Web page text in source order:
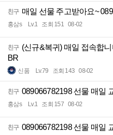
친구 매일 선물 주고받아요~
홍삼s Lv.1 조회 151 08-02
친구 (신규&복귀) 매일 접속합
BR
신품 Lv.79 조회 143 08-02
친구 089066782198 선물 매일
홍삼s Lv.1 조회 157 08-02
친구 089066782198 선물 매일